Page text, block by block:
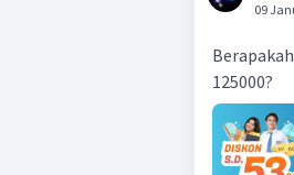
09
125000?